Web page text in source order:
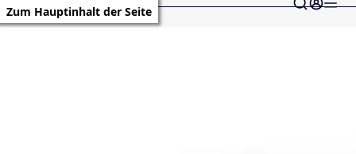
Zum Hauptinhalt der Seite